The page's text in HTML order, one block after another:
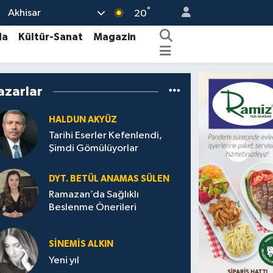
Akhisar 20°
Kültür-Sanat
Magazin
HALDUN AKYÜZ
Tarihi Eserler Kefenlendi,
Şimdi Gömülüyorlar
DYT. BETÜL ANAMAS SÜLEN
Ramazan’da Sağlıklı
Beslenme Önerileri
SINEMIS ALKIN
Yeni yıl